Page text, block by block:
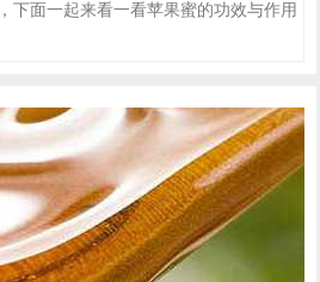
下面一起来看一看苹果蜜的功效与作用